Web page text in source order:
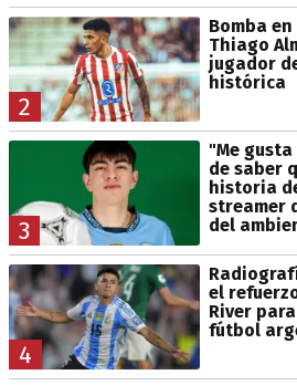
2
Bomba
Thiago
jugador
histórica
3
"Me
de saber
historia
streamer
del
4
el
River
fútbol